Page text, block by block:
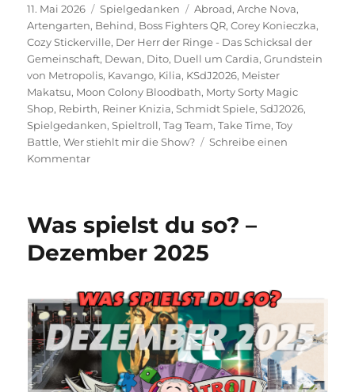
Veröffentlicht
am
11. Mai 2026 Kategorien
Spielgedanken Schlagwörter
Abroad,Arche Nova,
Artengarten, Behind, Boss Fighters QR,Corey Konieczka,
Cozy Stickerville, Der Herr der Ringe - Das Schicksal der
Gemeinschaft, Dewan, Dito, Duell um Cardia,Grundstein
von Metropolis, Kavango, Kilia, KSdJ2026, Meister
Makatsu, Moon Colony Bloodbath, Morty Sorty Magic
Shop, Rebirth, Reiner Knizia,Schmidt Spiele,SdJ2026,
Spielgedanken,Spieltroll,Tag Team,Take Time,Toy
Battle,Wer stiehlt mir die Show?
Schreibe einen
Kommentarzu
die
Glaskugel
Was spielst du so? –
Dezember 2025